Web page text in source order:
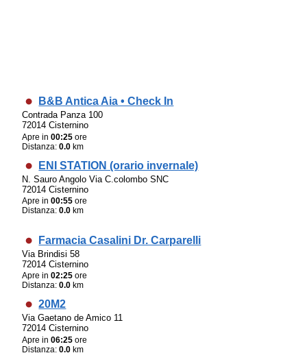
B&B Antica Aia • Check In
Contrada Panza 100
72014 Cisternino
Apre in00:25 ore
Distanza:0.0 km
ENI STATION (orario invernale)
N. Sauro Angolo Via C.colombo SNC
72014 Cisternino
Apre in00:55 ore
Distanza:0.0 km
Farmacia Casalini Dr. Carparelli
Via Brindisi 58
72014 Cisternino
Apre in02:25 ore
Distanza:0.0 km
20M2
Via Gaetano de Amico 11
72014 Cisternino
Apre in06:25 ore
Distanza:0.0 km